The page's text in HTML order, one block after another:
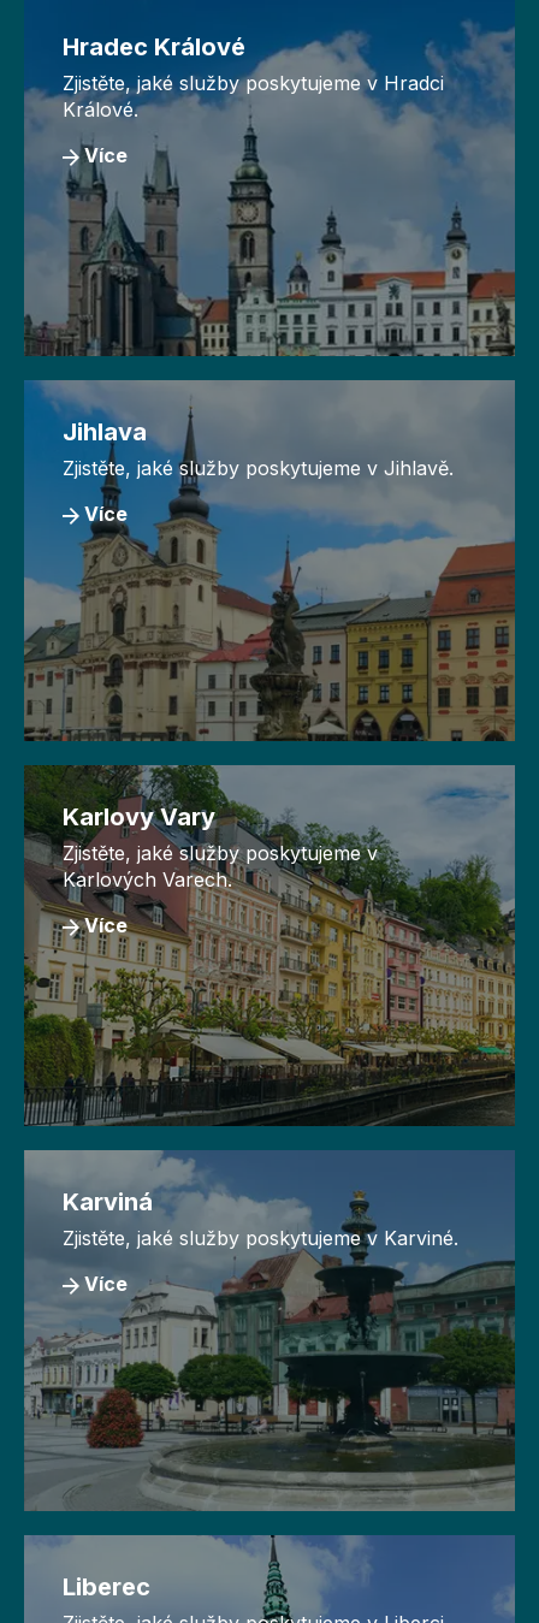
Hradec Králové
Zjistěte, jaké služby poskytujeme v Hradci
Králové.
Více
Jihlava
Zjistěte, jaké služby poskytujeme v Jihlavě.
Více
Karlovy Vary
Zjistěte, jaké služby poskytujeme v
Karlových Varech.
Více
Karviná
Zjistěte, jaké služby poskytujeme v Karviné.
Více
Liberec